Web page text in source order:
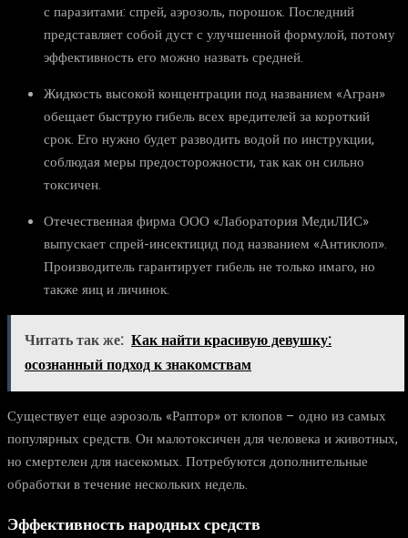
с паразитами: спрей, аэрозоль, порошок. Последний
представляет собой дуст с улучшенной формулой, потому
эффективность его можно назвать средней.
Жидкость высокой концентрации под названием «Агран»
обещает быструю гибель всех вредителей за короткий
срок. Его нужно будет разводить водой по инструкции,
соблюдая меры предосторожности, так как он сильно
токсичен.
Отечественная фирма ООО «Лаборатория МедиЛИС»
выпускает спрей-инсектицид под названием «Антиклоп».
Производитель гарантирует гибель не только имаго, но
также яиц и личинок.
Читать так же: Как найти красивую девушку:
осознанный подход к знакомствам
Существует еще аэрозоль «Раптор» от клопов – одно из самых
популярных средств. Он малотоксичен для человека и животных,
но смертелен для насекомых. Потребуются дополнительные
обработки в течение нескольких недель.
Эффективность народных средств